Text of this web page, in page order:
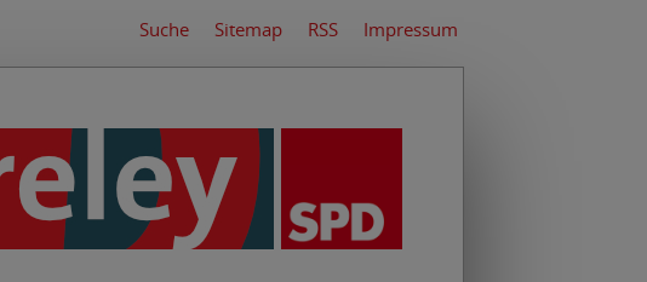
Suche Sitemap RSS Impressum